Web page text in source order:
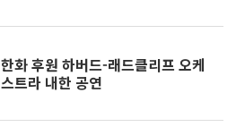
한화 후원 하버드-래드클리프 오케
스트라 내한 공연